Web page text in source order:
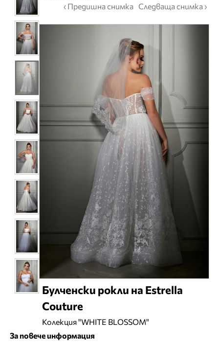
‹ Предишна снимка Следваща снимка ›
Булченски рокли на Estrella
Couture
Колекция "WHITE BLOSSOM"
За повече информация